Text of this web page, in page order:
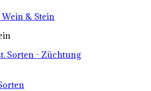
& Stein
Sorten - Züchtung